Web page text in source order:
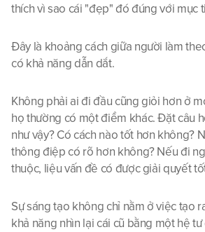
thích vì sao cái "đẹp" đó đúng với mục
Đây là khoảng cách giữa người làm
có khả năng dẫn dắt.
Không phải ai đi đầu cũng giỏi hơn ở
họ thường có một điểm khác. Đặt câu
như vậy? Có cách nào tốt hơn không?
thông điệp có rõ hơn không? Nếu đi
thuộc, liệu vấn đề có được giải quyết
Sự sáng tạo không chỉ nằm ở việc tạo
khả năng nhìn lại cái cũ bằng một hệ